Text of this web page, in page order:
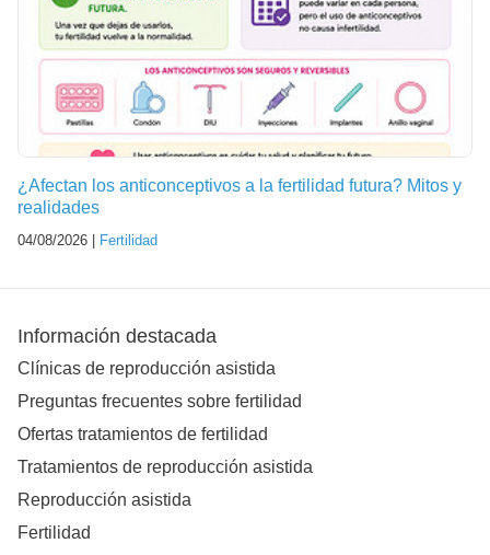
¿Afectan los anticonceptivos a la fertilidad futura? Mitos y
realidades
04/08/2026 | Fertilidad
Información destacada
Clínicas de reproducción asistida
Preguntas frecuentes sobre fertilidad
Ofertas tratamientos de fertilidad
Tratamientos de reproducción asistida
Reproducción asistida
Fertilidad